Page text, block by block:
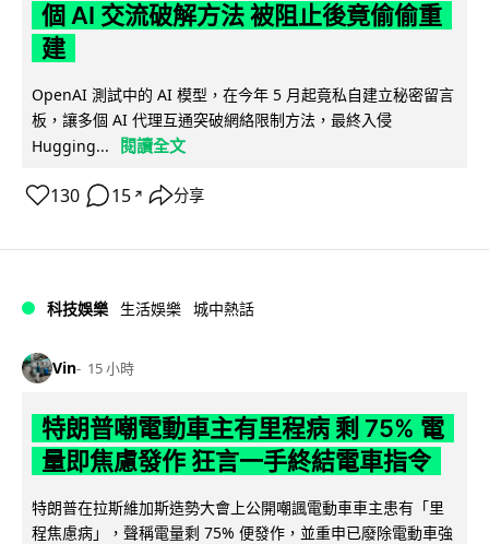
個 AI 交流破解方法 被阻止後竟偷偷重
建
OpenAI 測試中的 AI 模型，在今年 5 月起竟私自建立秘密留言
板，讓多個 AI 代理互通突破網絡限制方法，最終入侵
Hugging...
閱讀全文
130 15 ↗ 分享
科技娛樂 生活娛樂 城中熱話
Vin 15 小時
特朗普嘲電動車主有里程病 剩 75% 電
量即焦慮發作 狂言一手終結電車指令
特朗普在拉斯維加斯造勢大會上公開嘲諷電動車車主患有「里
程焦慮病」，聲稱電量剩 75% 便發作，並重申已廢除電動車強